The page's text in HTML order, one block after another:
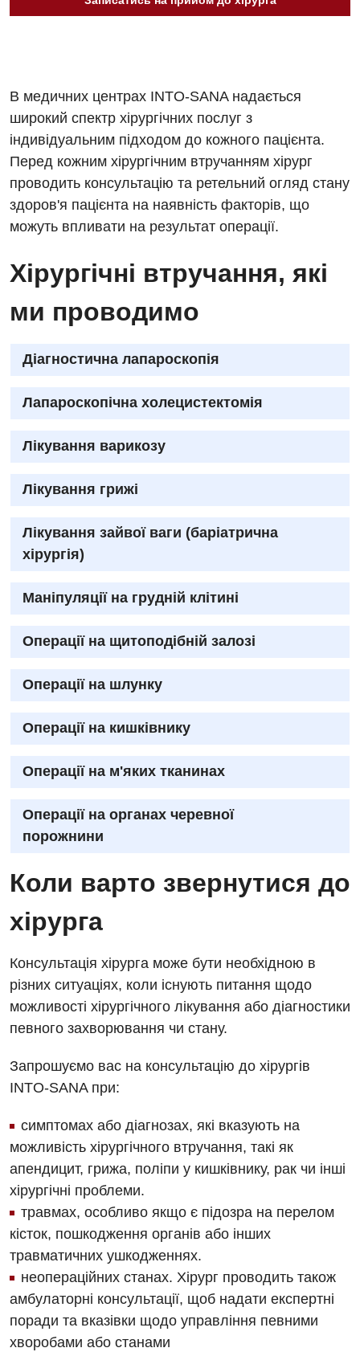
Педіатрія
В медичних центрах INTO-SANA надається
широкий спектр хірургічних послуг з
індивідуальним підходом до кожного пацієнта.
Перед кожним хірургічним втручанням хірург
проводить консультацію та ретельний огляд стану
здоров'я пацієнта на наявність факторів, що
можуть впливати на результат операції.
Хірургічні втручання, які
ми проводимо
Діагностична лапароскопія
Лапароскопічна холецистектомія
Лікування варикозу
Лікування грижі
Лікування зайвої ваги (баріатрична
хірургія)
Маніпуляції на грудній клітині
Операції на щитоподібній залозі
Операції на шлунку
Операції на кишківнику
Операції на м'яких тканинах
Операції на органах черевної
порожнини
Коли варто звернутися до
хірурга
Консультація хірурга може бути необхідною в
різних ситуаціях, коли існують питання щодо
можливості хірургічного лікування або діагностики
певного захворювання чи стану.
Запрошуємо вас на консультацію до хірургів
INTO-SANA при:
симптомах або діагнозах, які вказують на
можливість хірургічного втручання, такі як
апендицит, грижа, поліпи у кишківнику, рак чи інші
хірургічні проблеми.
травмах, особливо якщо є підозра на перелом
кісток, пошкодження органів або інших
травматичних ушкодженнях.
неопераційних станах. Хірург проводить також
амбулаторні консультації, щоб надати експертні
поради та вказівки щодо управління певними
хворобами або станами